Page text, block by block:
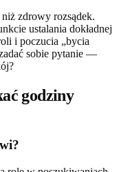
zdrowy rozsądek.
ustalania dokładnej
i poczucia „bycia
sobie pytanie —
godziny